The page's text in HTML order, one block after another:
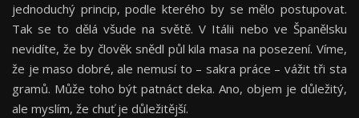
jednoduchý princip, podle kterého by se mělo postupovat.
Tak se to dělá všude na světě. V Itálii nebo ve Španělsku
nevidíte, že by člověk snědl půl kila masa na posezení. Víme,
že je maso dobré, ale nemusí to – sakra práce – vážit tři sta
gramů. Může toho být patnáct deka. Ano, objem je důležitý,
ale myslím, že chuť je důležitější.